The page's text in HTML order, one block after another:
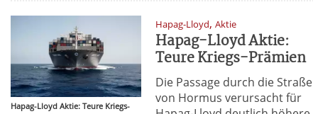
Hapag-Lloyd Aktie: Teure Kriegs-
Hapag-Lloyd,Aktie
Hapag-Lloyd Aktie:
Teure Kriegs-Prämien
Die Passage durch die Straße
von Hormus verursacht für